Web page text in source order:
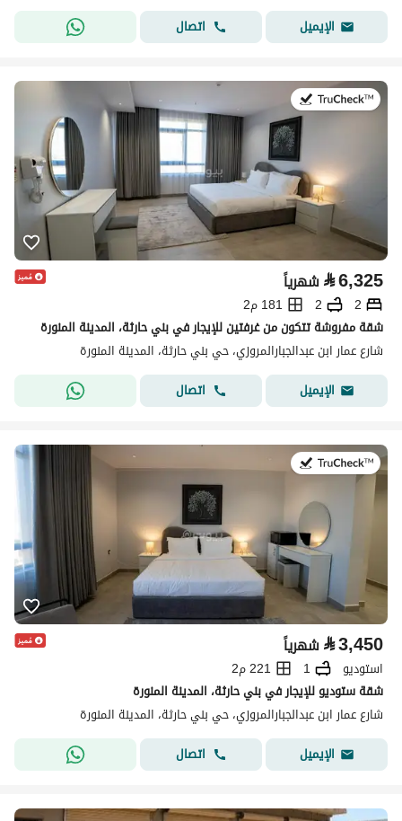
الإيميل
اتصال
⃁6,325 شهرياً
2
2
181 م2
شقة مفروشة تتكون من غرفتين للإيجار في بني حارثة، المدينة المنورة
شارع عمار ابن عبدالجبارالمروزي، حي بني حارثة، المدينة المنورة
الإيميل
اتصال
⃁3,450 شهرياً
استوديو 1
221 م2
شقة ستوديو للإيجار في بني حارثة، المدينة المنورة
شارع عمار ابن عبدالجبارالمروزي، حي بني حارثة، المدينة المنورة
الإيميل
اتصال